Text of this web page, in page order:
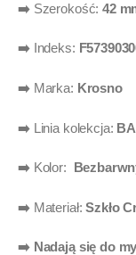
➡️ Szerokość:42
➡️ Indeks:
➡️ Marka: Krosno
➡️ Linia kolekcja:
➡️ Kolor:
➡️ Materiał:Szkło
➡️ Nadają się do